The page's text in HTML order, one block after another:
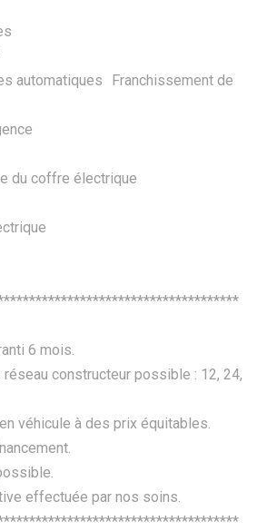
automatiques Franchissement de
du coffre électrique
6 mois.
constructeur possible : 12, 24,
véhicule à des prix équitables.
effectuée par nos soins.